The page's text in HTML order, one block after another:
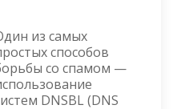
ИЗ
ЧЁРНОГО
СПИСКА
SORBS
из самых
способов
со спамом —
DNSBL (DNS